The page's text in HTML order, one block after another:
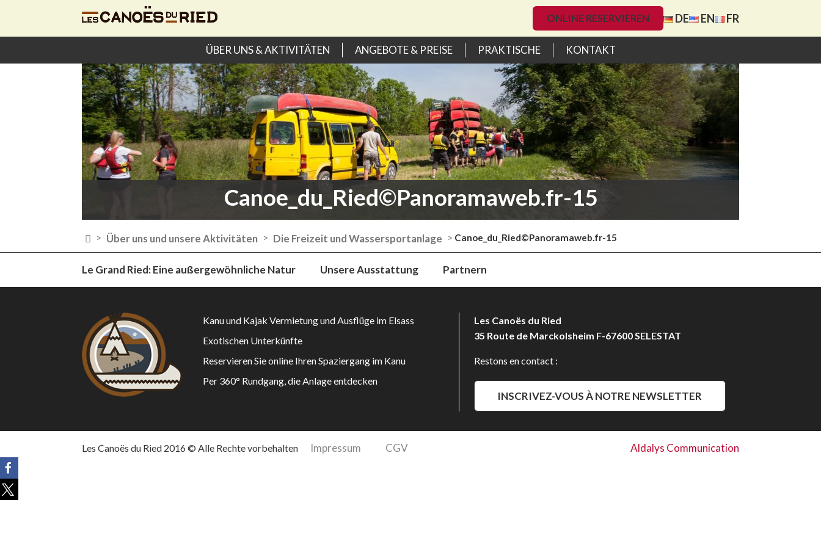
ONLINE RESERVIEREN DE EN FR
ÜBER UNS & AKTIVITÄTEN ANGEBOTE & PREISE PRAKTISCHE KONTAKT
Canoe_du_Ried©Panoramaweb.fr-15
 > Über uns und unsere Aktivitäten > Die Freizeit und Wassersportanlage > Canoe_du_Ried©Panoramaweb.fr-15
Le Grand Ried: Eine außergewöhnliche Natur Unsere Ausstattung Partnern
Kanu und Kajak Vermietung und Ausflüge im Elsass
Exotischen Unterkünfte
Reservieren Sie online Ihren Spaziergang im Kanu
Per 360° Rundgang, die Anlage entdecken
Les Canoës du Ried
35 Route de Marckolsheim F-67600 SELESTAT
Restons en contact :
INSCRIVEZ-VOUS À NOTRE NEWSLETTER
Aldalys Communication
Les Canoës du Ried 2016 © Alle Rechte vorbehalten Impressum CGV